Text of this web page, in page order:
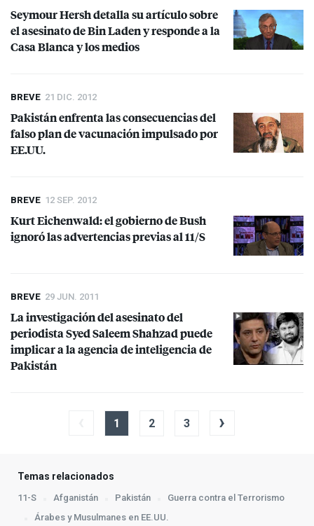
Seymour Hersh detalla su artículo sobre
el asesinato de Bin Laden y responde a la
Casa Blanca y los medios
BREVE 21 DIC. 2012
Pakistán enfrenta las consecuencias del
falso plan de vacunación impulsado por
EE.UU.
BREVE 12 SEP. 2012
Kurt Eichenwald: el gobierno de Bush
ignoró las advertencias previas al 11/S
BREVE 29 JUN. 2011
La investigación del asesinato del
periodista Syed Saleem Shahzad puede
implicar a la agencia de inteligencia de
Pakistán
1 2 3 ›
Temas relacionados
11-S Afganistán Pakistán
Guerra contra el Terrorismo
Árabes y Musulmanes en EE.UU.